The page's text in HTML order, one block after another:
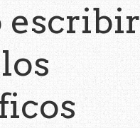
escribir